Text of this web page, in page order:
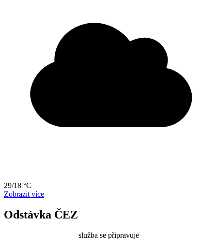
29/18 °C
Zobrazit více
Odstávka ČEZ
služba se připravuje